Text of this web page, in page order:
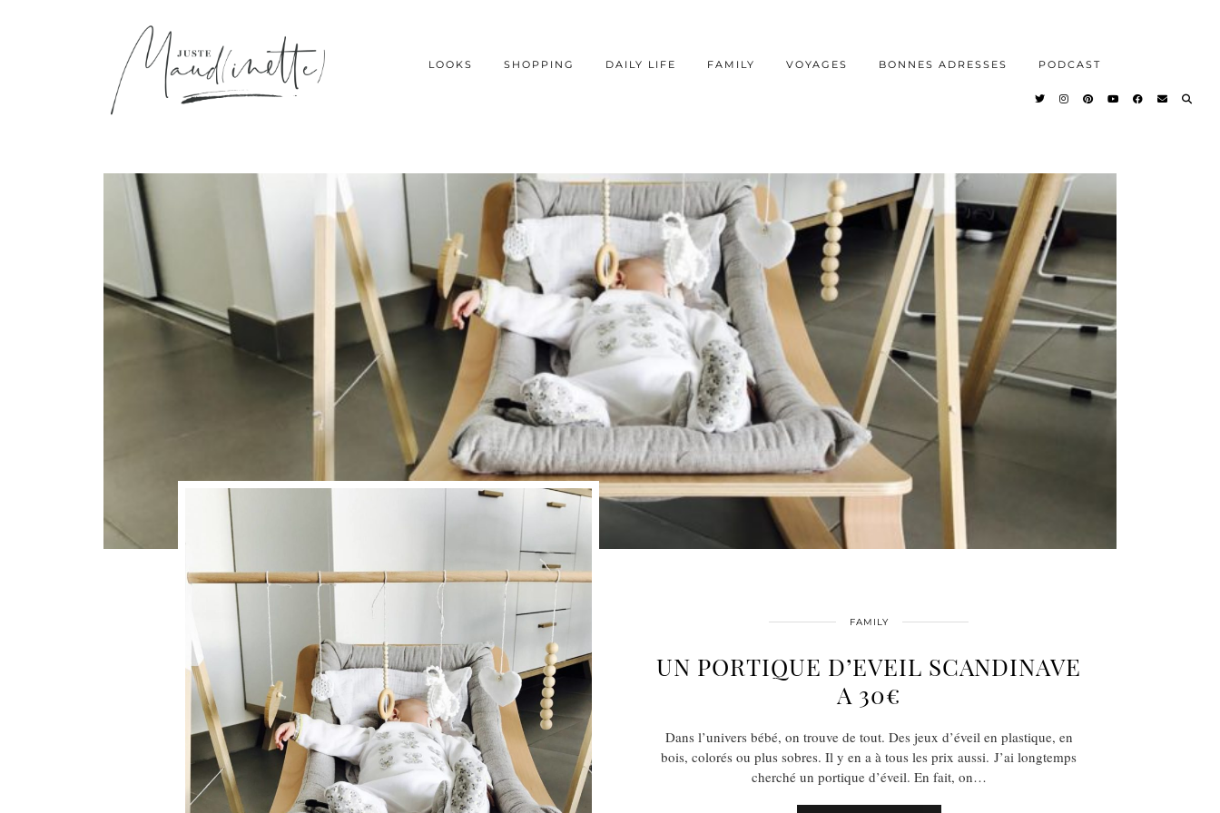
LOOKS SHOPPING DAILY LIFE FAMILY VOYAGES BONNES ADRESSES PODCAST
FAMILY
UN PORTIQUE D’EVEIL SCANDINAVE
A 30€
Dans l’univers bébé, on trouve de tout. Des jeux d’éveil en plastique, en
bois, colorés ou plus sobres. Il y en a à tous les prix aussi. J’ai longtemps
cherché un portique d’éveil. En fait, on…